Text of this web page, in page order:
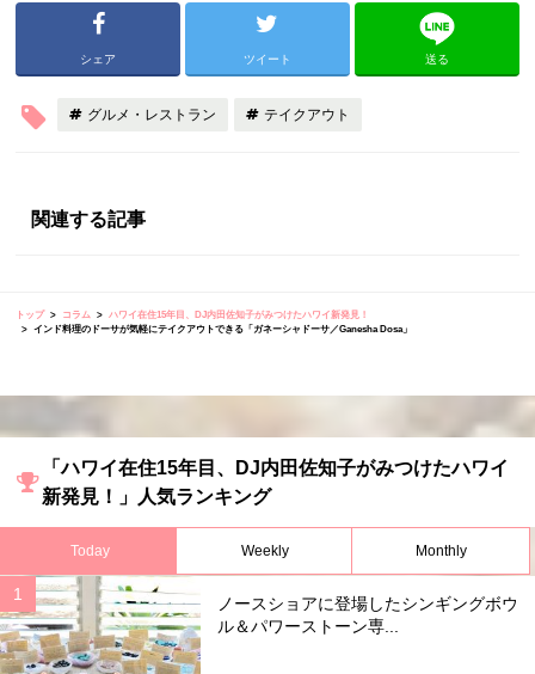
シェア ツイート 送る
グルメ・レストラン テイクアウト
関連する記事
トップ コラム
ハワイ在住15年目、DJ内田佐知子がみつけたハワイ新発見！
インド料理のドーサが気軽にテイクアウトできる「ガネーシャドーサ／Ganesha Dosa」
「ハワイ在住15年目、DJ内田佐知子がみつけたハワイ
新発見！」人気ランキング
Today Weekly Monthly
ノースショアに登場したシンギングボウ
ル＆パワーストーン専...